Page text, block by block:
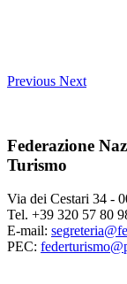
Previous Next
Federazione
Turismo
Via dei Cestari 34 -
Tel. +39 320 57 80
E-mail:
PEC: